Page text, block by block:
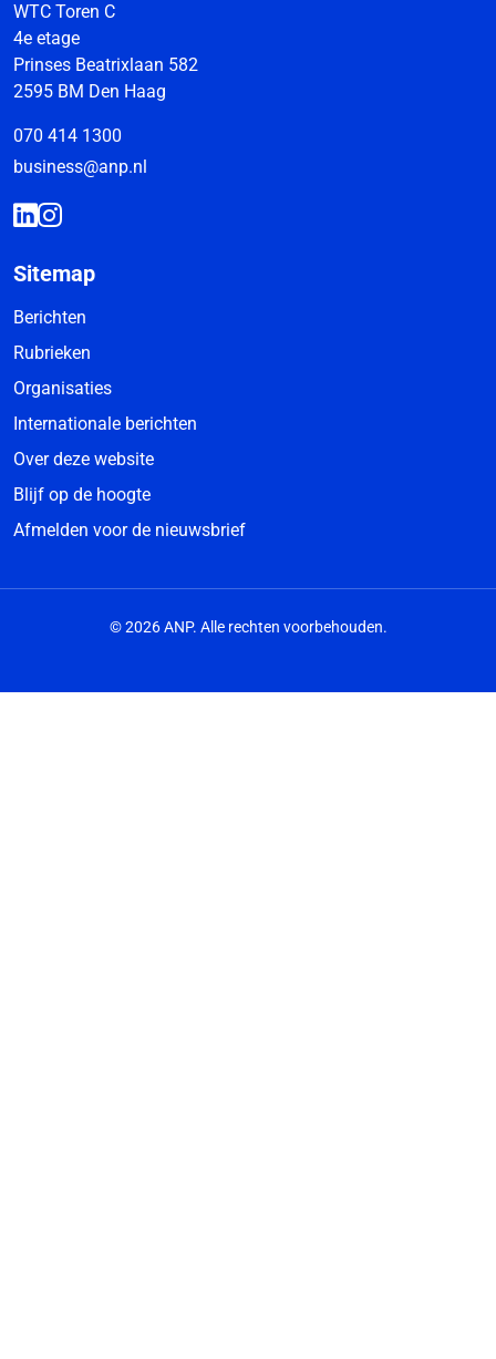
WTC Toren C
4e etage
Prinses Beatrixlaan 582
2595 BM Den Haag
070 414 1300
business@anp.nl
Sitemap
Berichten
Rubrieken
Organisaties
Internationale berichten
Over deze website
Blijf op de hoogte
Afmelden voor de nieuwsbrief
© 2026 ANP. Alle rechten voorbehouden.